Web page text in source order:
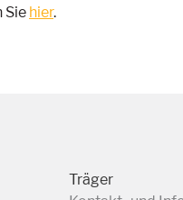
Sie hier.
Träger